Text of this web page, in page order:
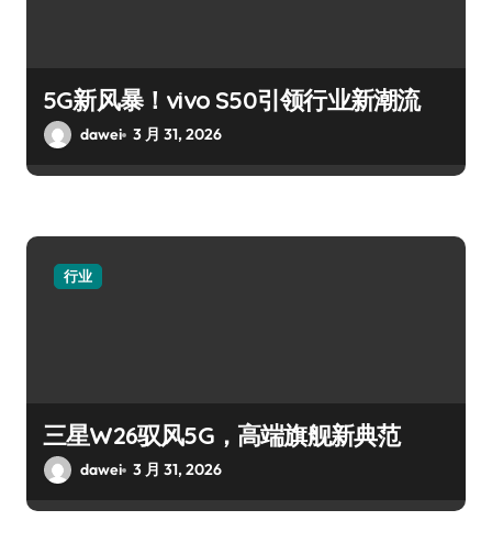
5G新风暴！vivo S50引领行业新潮流
dawei 3 月 31, 2026
行业
三星W26驭风5G，高端旗舰新典范
dawei 3 月 31, 2026